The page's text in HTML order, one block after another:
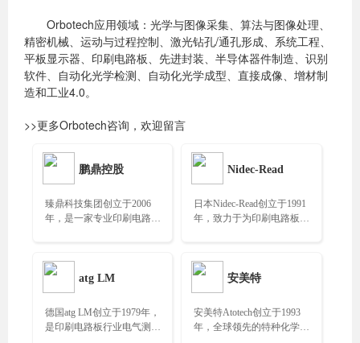
Orbotech应用领域：光学与图像采集、算法与图像处理、
精密机械、运动与过程控制、激光钻孔/通孔形成、系统工程、
平板显示器、印刷电路板、先进封装、半导体器件制造、识别
软件、自动化光学检测、自动化光学成型、直接成像、增材制
造和工业4.0。
>>更多Orbotech咨询，欢迎留言
鹏鼎控股
臻鼎科技集团创立于2006
年，是一家专业印刷电路板
Nidec-Read
日本Nidec-Read创立于1991
年，致力于为印刷电路板和
atg LM
德国atg LM创立于1979年，
是印刷电路板行业电气测试
安美特
安美特Atotech创立于1993
年，全球领先的特种化学品